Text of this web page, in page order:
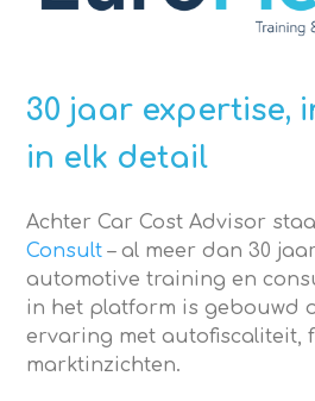
30 jaar expertise,
in elk detail
Achter Car Cost Advisor
Consult – al meer dan 30
automotive training en
in het platform is gebouwd
ervaring met autofiscaliteit,
marktinzichten.